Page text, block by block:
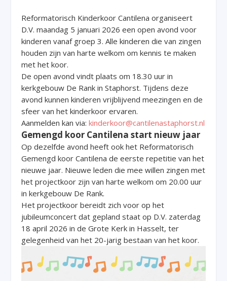
Reformatorisch Kinderkoor Cantilena organiseert
D.V. maandag 5 januari 2026 een open avond voor
kinderen vanaf groep 3. Alle kinderen die van zingen
houden zijn van harte welkom om kennis te maken
met het koor.
De open avond vindt plaats om 18.30 uur in
kerkgebouw De Rank in Staphorst. Tijdens deze
avond kunnen kinderen vrijblijvend meezingen en de
sfeer van het kinderkoor ervaren.
Aanmelden kan via:kinderkoor@cantilenastaphorst.nl
Gemengd koor Cantilena start nieuw jaar
Op dezelfde avond heeft ook het Reformatorisch
Gemengd koor Cantilena de eerste repetitie van het
nieuwe jaar. Nieuwe leden die mee willen zingen met
het projectkoor zijn van harte welkom om 20.00 uur
in kerkgebouw De Rank.
Het projectkoor bereidt zich voor op het
jubileumconcert dat gepland staat op D.V. zaterdag
18 april 2026 in de Grote Kerk in Hasselt, ter
gelegenheid van het 20-jarig bestaan van het koor.